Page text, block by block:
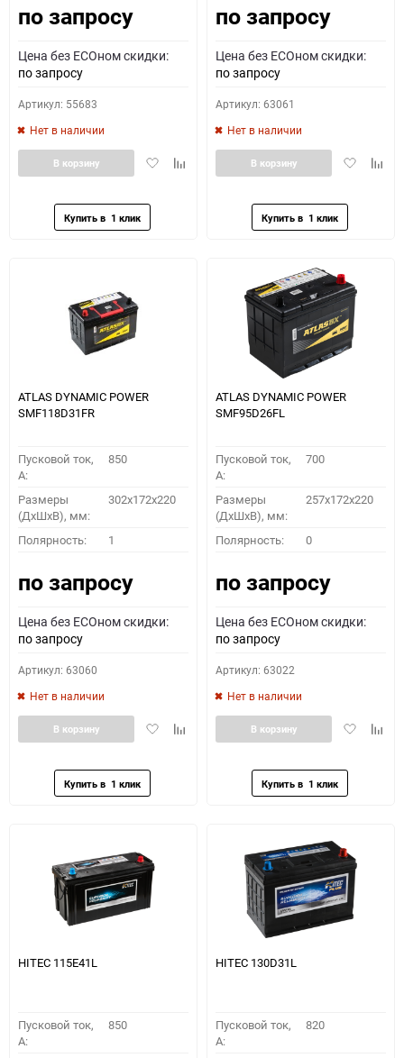
по запросу
Цена без ECOном скидки:
по запросу
Артикул: 55683
Нет в наличии
ДобавитьДобавить
В корзину
по запросу
Цена без ECOном скидки:
по запросу
Артикул: 63061
Нет в наличии
Добавить
В корзину
ATLAS DYNAMIC POWER
SMF118D31FR
Пусковой ток,
A:
850
Размеры
(ДхШхВ), мм:
302x172x220
Полярность: 1
по запросу
Цена без ECOном скидки:
по запросу
Артикул: 63060
Нет в наличии
ДобавитьДобавить
В корзину
ATLAS DYNAMIC POWER
SMF95D26FL
Пусковой ток,
A:
700
Размеры
(ДхШхВ), мм:
257x172x220
Полярность: 0
по запросу
Цена без ECOном скидки:
по запросу
Артикул: 63022
Нет в наличии
Добавить
В корзину
HITEC 115E41L
Пусковой ток,
A:
850
HITEC 130D31L
Пусковой ток,
A:
820